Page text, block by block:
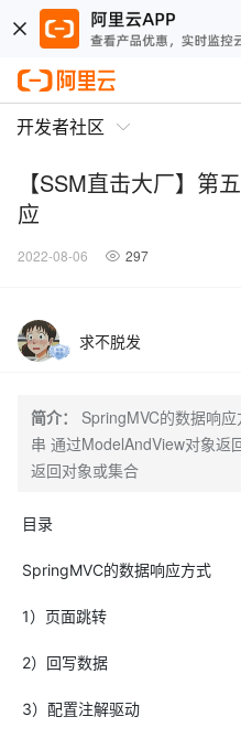
开发者社区
【SSM直击大厂】第
应
2022-08-06 297
求不脱发
简介：
SpringMVC的数据响
串 通过ModelAndView对象返
返回对象或集合
目录
SpringMVC的数据响应方式
1）页面跳转
2）回写数据
3）配置注解驱动